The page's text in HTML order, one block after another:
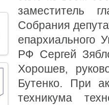
заместитель
Собрания
епархиального
РФ Сергей
Хорошев,
Бутенко. При
техникума